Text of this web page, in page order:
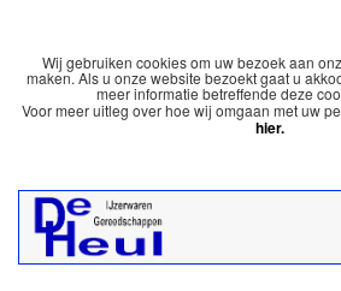
Wij gebruiken cookies om uw bezoek aan
maken. Als u onze website bezoekt gaat u
meer informatie betreffende deze
Voor meer uitleg over hoe wij omgaan met uw
hier.